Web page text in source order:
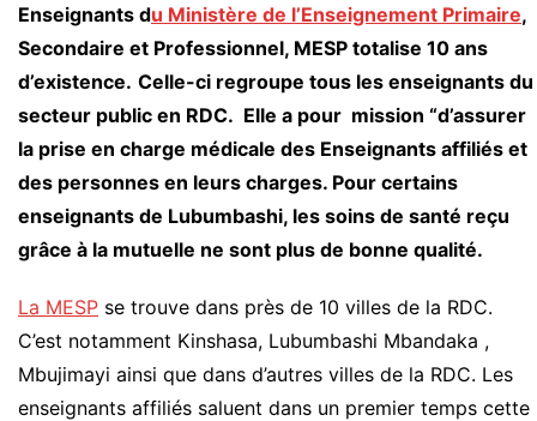
Enseignants du Ministère de l’Enseignement Primaire,
Secondaire et Professionnel, MESP totalise 10 ans
d’existence. Celle-ci regroupe tous les enseignants du
secteur public en RDC. Elle a pour mission “d’assurer
la prise en charge médicale des Enseignants affiliés et
des personnes en leurs charges. Pour certains
enseignants de Lubumbashi, les soins de santé reçu
grâce à la mutuelle ne sont plus de bonne qualité.
La MESP se trouve dans près de 10 villes de la RDC.
C’est notamment Kinshasa, Lubumbashi Mbandaka ,
Mbujimayi ainsi que dans d’autres villes de la RDC. Les
enseignants affiliés saluent dans un premier temps cette